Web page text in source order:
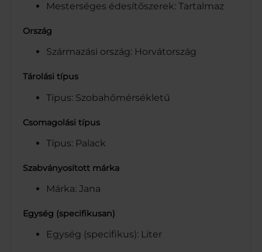
Mesterséges édesítőszerek: Tartalmaz
Ország
Származási ország: Horvátország
Tárolási típus
Típus: Szobahőmérsékletű
Csomagolási típus
Típus: Palack
Szabványosított márka
Márka: Jana
Egység (specifikusan)
Egység (specifikus): Liter